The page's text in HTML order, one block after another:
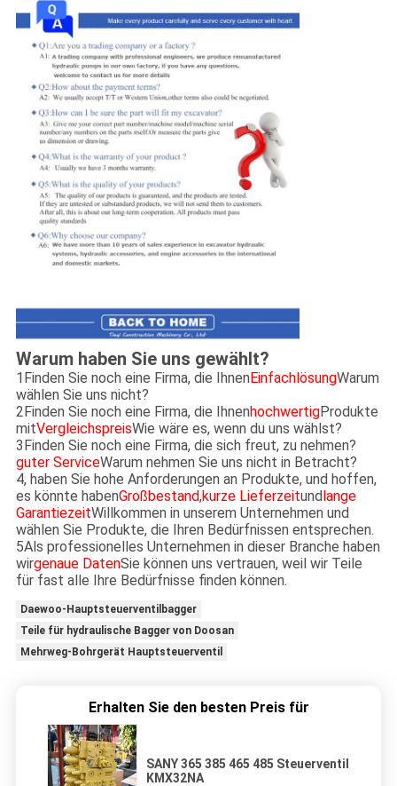
Warum haben Sie uns gewählt?
1Finden Sie noch eine Firma, die IhnenEinfachlösungWarum
wählen Sie uns nicht?
2Finden Sie noch eine Firma, die IhnenhochwertigProdukte
mitVergleichspreisWie wäre es, wenn du uns wählst?
3Finden Sie noch eine Firma, die sich freut, zu nehmen?
guter ServiceWarum nehmen Sie uns nicht in Betracht?
4, haben Sie hohe Anforderungen an Produkte, und hoffen,
es könnte habenGroßbestand,kurze Lieferzeitundlange
GarantiezeitWillkommen in unserem Unternehmen und
wählen Sie Produkte, die Ihren Bedürfnissen entsprechen.
5Als professionelles Unternehmen in dieser Branche haben
wirgenaue DatenSie können uns vertrauen, weil wir Teile
für fast alle Ihre Bedürfnisse finden können.
Daewoo-Hauptsteuerventilbagger
Teile für hydraulische Bagger von Doosan
Mehrweg-Bohrgerät Hauptsteuerventil
Erhalten Sie den besten Preis für
SANY 365 385 465 485 Steuerventil
KMX32NA